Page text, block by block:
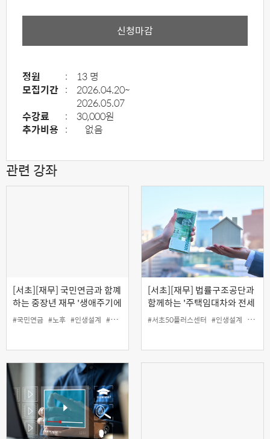
신청마감
정원 :
13 명
모집기간 :
2026.04.20~
2026.05.07
수강료
:
30,000원
추가비용 : 없음
관련 강좌
[서초][재무] 국민연금과 함꼐
하는 중장년 재무 '생애주기에
따른 투자전략'
#국민연금 #노후 #인생설계 #재무
[서초][재무] 법률구조공단과
함께하는 '주택임대차와 전세
사기 피해예방' (온라인)
#서초50플러스센터 #인생설계 #재무